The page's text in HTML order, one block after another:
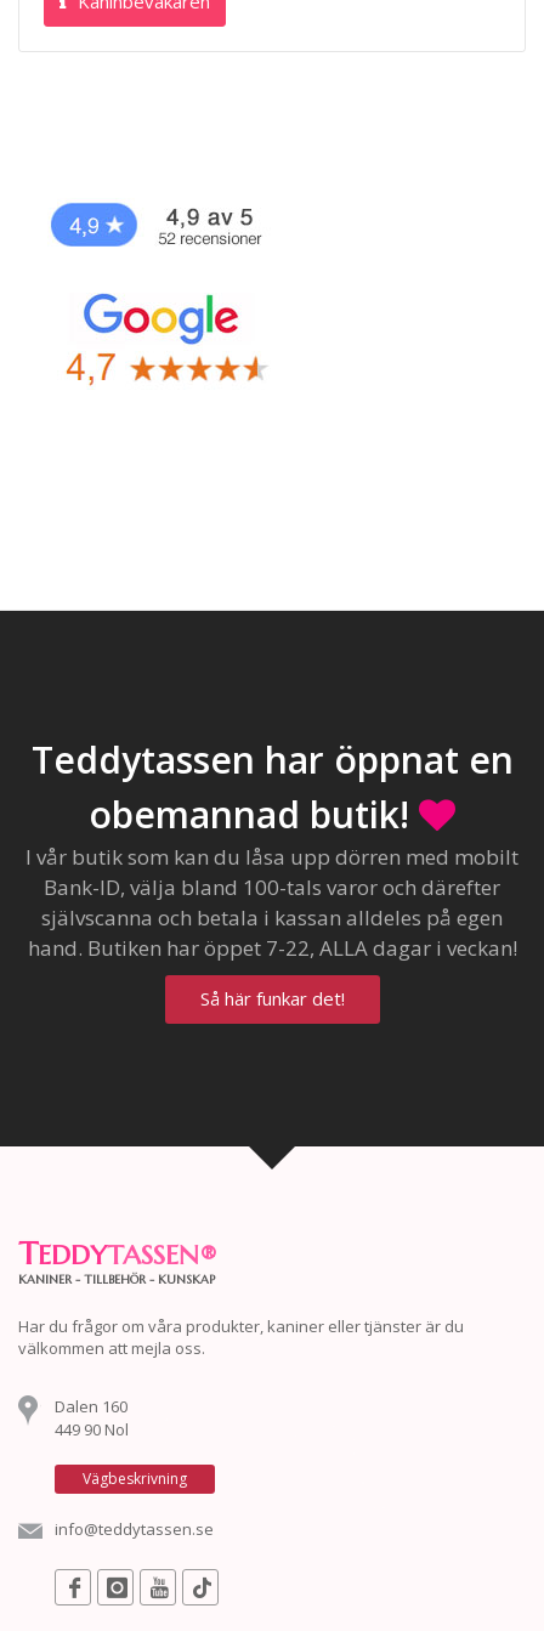
Teddytassen har öppnat en
obemannad butik!
I vår butik som kan du låsa upp dörren med mobilt
Bank-ID, välja bland 100-tals varor och därefter
självscanna och betala i kassan alldeles på egen
hand. Butiken har öppet 7-22, ALLA dagar i veckan!
Så här funkar det!
TEDDYTASSEN®
KANINER - TILLBEHÖR - KUNSKAP
Har du frågor om våra produkter, kaniner eller tjänster är du
välkommen att mejla oss.
Dalen 160
449 90 Nol
Vägbeskrivning
info@teddytassen.se